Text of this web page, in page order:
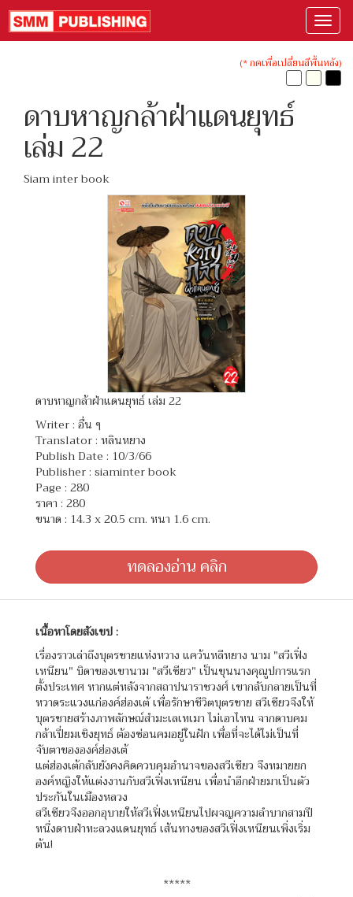
(* กดเพื่อเปลี่ยนสีพื้นหลัง)
ดาบหาญกล้าฝ่าแดนยุทธ์
เล่ม 22
Siam inter book
ดาบหาญกล้าฝ่าแดนยุทธ์ เล่ม 22
Writer : อื่น ๆ
Translator : หลินหยาง
Publish Date : 10/3/66
Publisher : siaminter book
Page : 280
ราคา : 280
ขนาด : 14.3 x 20.5 cm. หนา 1.6 cm.
ทดลองอ่าน คลิก
เนื้อหาโดยสังเขป :
เรื่องราวเล่าถึงบุตรชายแห่งหวาง แคว้นหลีหยาง นาม "สวีเฟิ่ง
เหนียน" บิดาของเขานาม "สวีเซียว" เป็นขุนนางคุณูปการแรก
ตั้งประเทศ หากแต่หลังจากสถาปนาราชวงศ์ เขากลับกลายเป็นที่
หวาดระแวงแก่องค์ฮ่องเต้ เพื่อรักษาชีวิตบุตรชาย สวีเซียวจึงให้
บุตรชายสร้างภาพลักษณ์สำมะเลเทเมา ไม่เอาไหน จากดาบคม
กล้าเปี่ยมเชิงยุทธ์ ต้องซ่อนคมอยู่ในฝัก เพื่อที่จะได้ไม่เป็นที่
จับตาขององค์ฮ่องเต้
แต่ฮ่องเต้กลับยังคงคิดควบคุมอำนาจของสวีเซียว จึงหมายยก
องค์หญิงให้แต่งงานกับสวีเฟิ่งเหนียน เพื่อนำอีกฝ่ายมาเป็นตัว
ประกันในเมืองหลวง
สวีเซียวจึงออกอุบายให้สวีเฟิ่งเหนียนไปผจญความลำบากสามปี
หนึ่งดาบฝ่าทะลวงแดนยุทธ์ เส้นทางของสวีเฟิ่งเหนียนเพิ่งเริ่ม
ต้น!
*****